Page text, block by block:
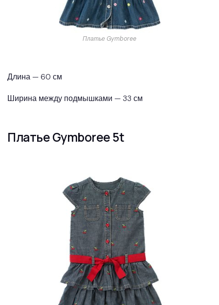
Платье Gymboree
Длина — 60 см
Ширина между подмышками — 33 см
Платье Gymboree 5t